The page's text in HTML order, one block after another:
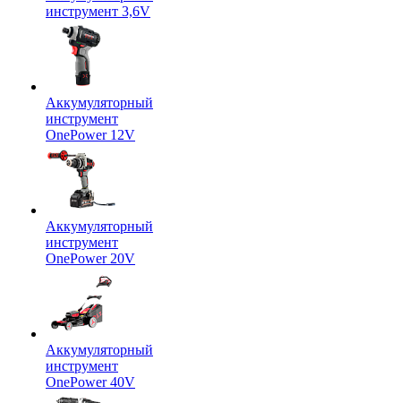
инструмент 3,6V
Аккумуляторный
инструмент
OnePower 12V
Аккумуляторный
инструмент
OnePower 20V
Аккумуляторный
инструмент
OnePower 40V